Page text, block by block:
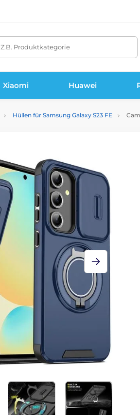
Z.B. Produktkategorie
Xiaomi Huawei
Hüllen für Samsung Galaxy S23 FE